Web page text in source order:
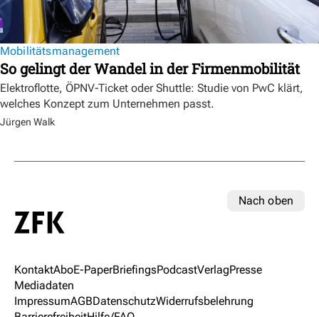
Mobilitätsmanagement
So gelingt der Wandel in der Firmenmobilität
Elektroflotte, ÖPNV-Ticket oder Shuttle: Studie von PwC klärt,
welches Konzept zum Unternehmen passt.
Jürgen Walk
Nach oben
KontaktAboE-PaperBriefingsPodcastVerlagPresse
Mediadaten
ImpressumAGBDatenschutzWiderrufsbelehrung